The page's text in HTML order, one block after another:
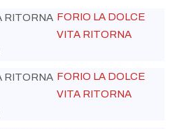
FORIO LA DOLCE
VITA RITORNA
FORIO LA DOLCE
VITA RITORNA